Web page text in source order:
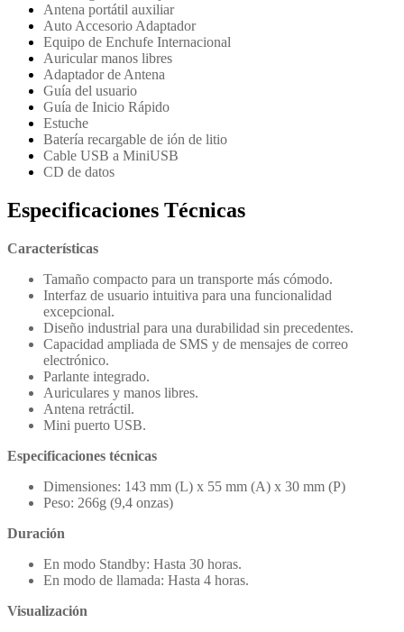
Antena portátil auxiliar
Auto Accesorio Adaptador
Equipo de Enchufe Internacional
Auricular manos libres
Adaptador de Antena
Guía del usuario
Guía de Inicio Rápido
Estuche
Batería recargable de ión de litio
Cable USB a MiniUSB
CD de datos
Especificaciones Técnicas
Características
Tamaño compacto para un transporte más cómodo.
Interfaz de usuario intuitiva para una funcionalidad
excepcional.
Diseño industrial para una durabilidad sin precedentes.
Capacidad ampliada de SMS y de mensajes de correo
electrónico.
Parlante integrado.
Auriculares y manos libres.
Antena retráctil.
Mini puerto USB.
Especificaciones técnicas
Dimensiones: 143 mm (L) x 55 mm (A) x 30 mm (P)
Peso: 266g (9,4 onzas)
Duración
En modo Standby: Hasta 30 horas.
En modo de llamada: Hasta 4 horas.
Visualización